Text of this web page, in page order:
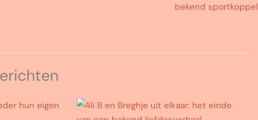
bekend sportkoppel